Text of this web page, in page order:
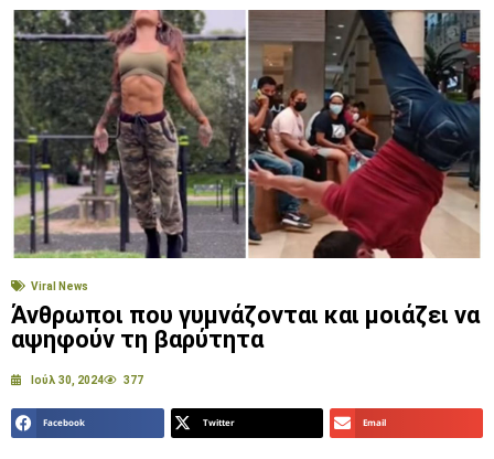
Viral News
Άνθρωποι που γυμνάζονται και μοιάζει να
αψηφούν τη βαρύτητα
Ιούλ 30, 2024 377
Facebook Twitter Email